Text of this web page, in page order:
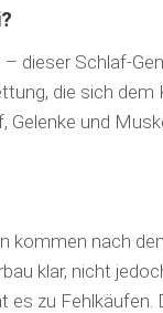
dieser Schlaf-
die sich dem
Gelenke und
kommen nach
klar, nicht
zu Fehlkäufen.